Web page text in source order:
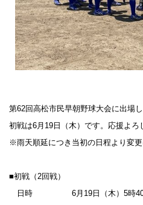
第62回高松市民早朝野球大会に出場し
初戦は6月19日（木）です。応援よろ
※雨天順延につき当初の日程より変更
■初戦（2回戦）
日時 6月19日（木）5時40分